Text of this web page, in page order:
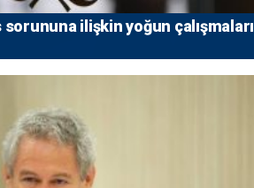
sorununa ilişkin yoğun çalışmaları